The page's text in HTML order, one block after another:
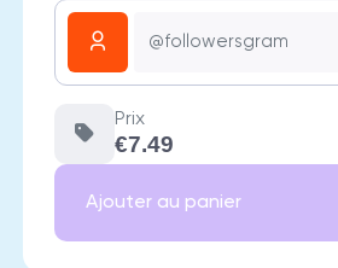
Prix
€7.49
Ajouter au panier